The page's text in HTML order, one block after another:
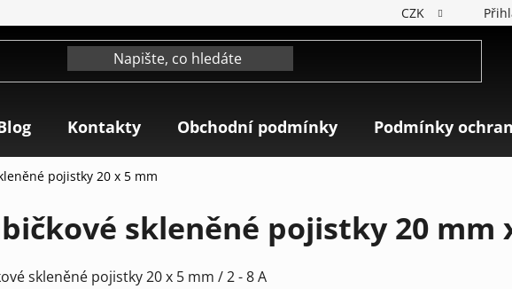
CZK
Kontakty Obchodní podmínky Podmínky
pojistky 20 x 5 mm
skleněné pojistky 20 mm
skleněné pojistky 20 x 5 mm / 2 - 8 A